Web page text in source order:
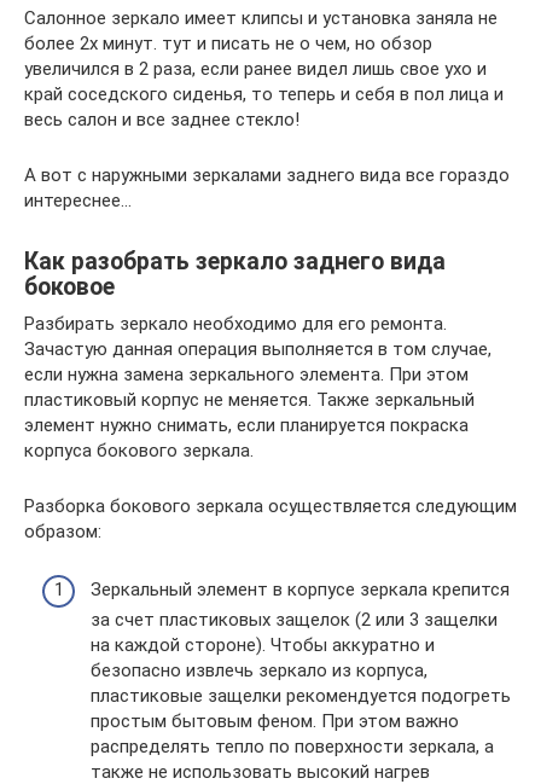
Салонное зеркало имеет клипсы и установка заняла не
более 2х минут. тут и писать не о чем, но обзор
увеличился в 2 раза, если ранее видел лишь свое ухо и
край соседского сиденья, то теперь и себя в пол лица и
весь салон и все заднее стекло!
А вот с наружными зеркалами заднего вида все гораздо
интереснее…
Как разобрать зеркало заднего вида
боковое
Разбирать зеркало необходимо для его ремонта.
Зачастую данная операция выполняется в том случае,
если нужна замена зеркального элемента. При этом
пластиковый корпус не меняется. Также зеркальный
элемент нужно снимать, если планируется покраска
корпуса бокового зеркала.
Разборка бокового зеркала осуществляется следующим
образом:
Зеркальный элемент в корпусе зеркала крепится
за счет пластиковых защелок (2 или 3 защелки
на каждой стороне). Чтобы аккуратно и
безопасно извлечь зеркало из корпуса,
пластиковые защелки рекомендуется подогреть
простым бытовым феном. При этом важно
распределять тепло по поверхности зеркала, а
также не использовать высокий нагрев